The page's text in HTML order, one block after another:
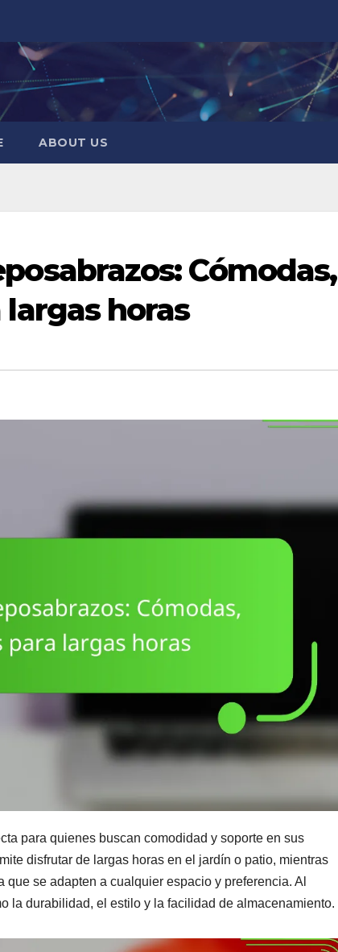
ABOUT US
Cómodas,
horas
para quienes buscan comodidad y soporte en sus
disfrutar de largas horas en el jardín o patio, mientras
se adapten a cualquier espacio y preferencia. Al
la durabilidad, el estilo y la facilidad de almacenamiento.